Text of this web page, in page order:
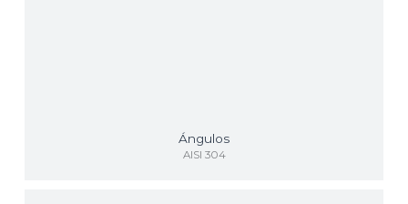
Ángulos
AISI 304